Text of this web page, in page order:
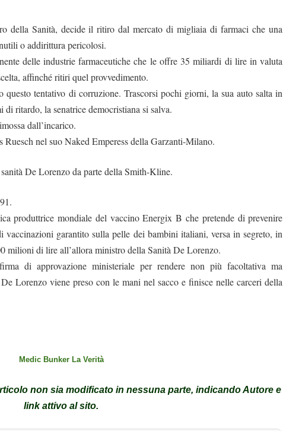
della Sanità, decide il ritiro dal mercato di migliaia di farmaci che una
o addirittura pericolosi.
delle industrie farmaceutiche che le offre 35 miliardi di lire in valuta
affinché ritiri quel provvedimento.
tentativo di corruzione. Trascorsi pochi giorni, la sua auto salta in
ritardo, la senatrice democristiana si salva.
dall’incarico.
nel suo Naked Emperess della Garzanti-Milano.
De Lorenzo da parte della Smith-Kline.
produttrice mondiale del vaccino Energix B che pretende di prevenire
garantito sulla pelle dei bambini italiani, versa in segreto, in
milioni di lire all’allora ministro della Sanità De Lorenzo.
di approvazione ministeriale per rendere non più facoltativa ma
Lorenzo viene preso con le mani nel sacco e finisce nelle carceri della
Medic Bunker La Verità
non sia modificato in nessuna parte, indicando Autore e
link attivo al sito.